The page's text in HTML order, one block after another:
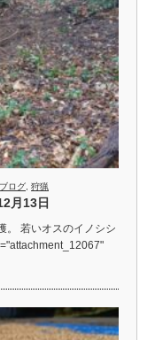
ログ 狩猟
月13日
。 若いオスのイノシシ